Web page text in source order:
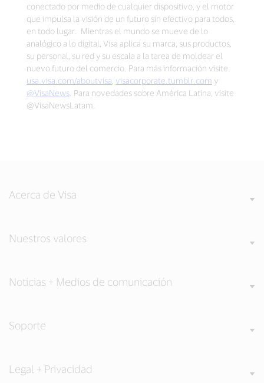
conectado por medio de cualquier dispositivo, y el motor
que impulsa la visión de un futuro sin efectivo para todos,
en todo lugar. Mientras el mundo se mueve de lo
analógico a lo digital, Visa aplica su marca, sus productos,
su personal, su red y su escala a la tarea de moldear el
nuevo futuro del comercio. Para más información visite
usa.visa.com/aboutvisa visacorporate.tumblr.com y
@VisaNews . Para novedades sobre América Latina, visite
@VisaNewsLatam.
Acerca de Visa
Nuestros valores
Noticias + Medios de comunicación
Soporte
Legal + Privacidad